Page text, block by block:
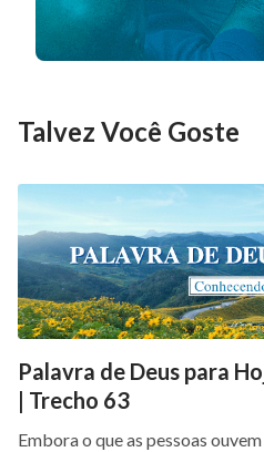
Talvez Você Goste
Palavra de Deus para
| Trecho 63
Embora o que as pessoas